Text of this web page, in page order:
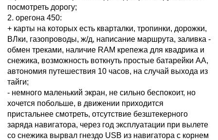
посмотреть дорогу;
2. орегона 450:
+ карты на которых есть кварталки, тропинки, дорожки,
ВЛки, газопроводы, ж/д, написание маршрута, заливка -
обмен треками, наличие RAM крепежа для квадрика и
снежика, возможность воткнуть простые батарейки АА,
автономия путешествия 10 часов, на случай выхода из
тайги;
- немного маленький экран, не сильно беспокоит, но
хочется побольше, в движении приходится
пристальнее смотреть, отсутствие безштекерного
заряда навигатора, через год эксплуатации при вылете
со снежика вырвал гнездо USB из навигатора с корнем